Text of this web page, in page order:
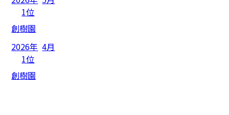
1位
創樹園
2026年 4月
1位
創樹園